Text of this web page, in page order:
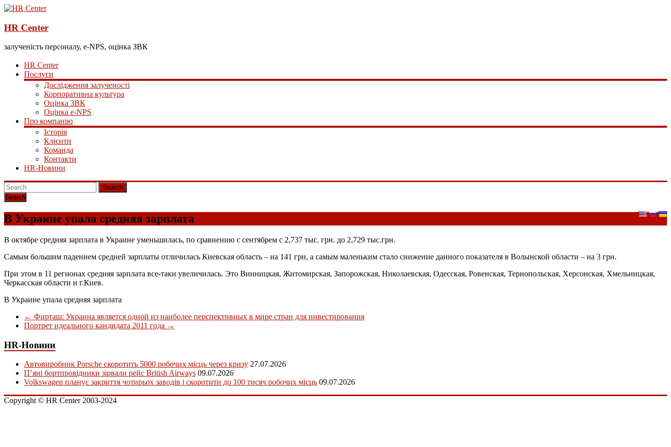
HR Center
залученість персоналу, e-NPS, оцінка ЗВК
HR Center
Послуги
Дослідження залученості
Корпоративна культура
Оцінка ЗВК
Оцінка e-NPS
Про компанію
Історія
Клієнти
Команда
Контакти
HR-Новини
Search
В Украине упала средняя зарплата
В октябре средняя зарплата в Украине уменьшилась, по сравнению с сентябрем с 2,737 тыс. грн. до 2,729 тыс.грн.
Самым большим падением средней зарплаты отличилась Киевская область – на 141 грн, а самым маленьким стало снижение данного показателя в Волынской области – на 3 грн.
При этом в 11 регионах средняя зарплата все-таки увеличилась. Это Винницкая, Житомирская, Запорожская, Николаевская, Одесская, Ровенская, Тернопольская, Херсонская, Хмельницкая,
Черкасская области и г.Киев.
В Украине упала средняя зарплата
← Фирташ: Украина является одной из наиболее перспективных в мире стран для инвестирования
Портрет идеального кандидата 2011 года →
HR-Новини
Автовиробник Porsche скоротить 5000 робочих місць через кризу 27.07.2026
П’яні бортпровідники зірвали рейс British Airways 09.07.2026
Volkswagen планує закриття чотирьох заводів і скоротити до 100 тисяч робочих місць 09.07.2026
Copyright © HR Center 2003-2024